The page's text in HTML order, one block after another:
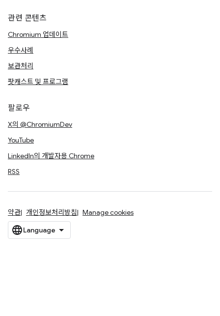
관련 콘텐츠
Chromium 업데이트
우수사례
보관처리
팟캐스트 및 프로그램
팔로우
X의 @ChromiumDev
YouTube
LinkedIn의 개발자용 Chrome
RSS
약관 개인정보처리방침 Manage cookies